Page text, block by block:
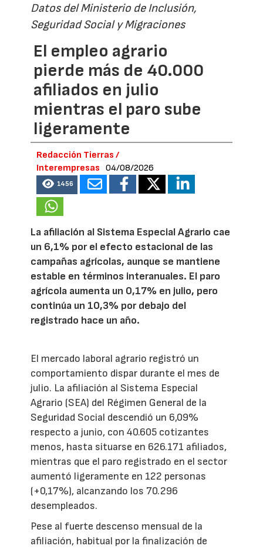
Datos del Ministerio de Inclusión,
Seguridad Social y Migraciones
El empleo agrario
pierde más de 40.000
afiliados en julio
mientras el paro sube
ligeramente
Redacción Tierras /
Interempresas
04/08/2026
1456
La afiliación al Sistema Especial Agrario cae
un 6,1% por el efecto estacional de las
campañas agrícolas, aunque se mantiene
estable en términos interanuales. El paro
agrícola aumenta un 0,17% en julio, pero
continúa un 10,3% por debajo del
registrado hace un año.
El mercado laboral agrario registró un
comportamiento dispar durante el mes de
julio. La afiliación al Sistema Especial
Agrario (SEA) del Régimen General de la
Seguridad Social descendió un 6,09%
respecto a junio, con 40.605 cotizantes
menos, hasta situarse en 626.171 afiliados,
mientras que el paro registrado en el sector
aumentó ligeramente en 122 personas
(+0,17%), alcanzando los 70.296
desempleados.
Pese al fuerte descenso mensual de la
afiliación, habitual por la finalización de